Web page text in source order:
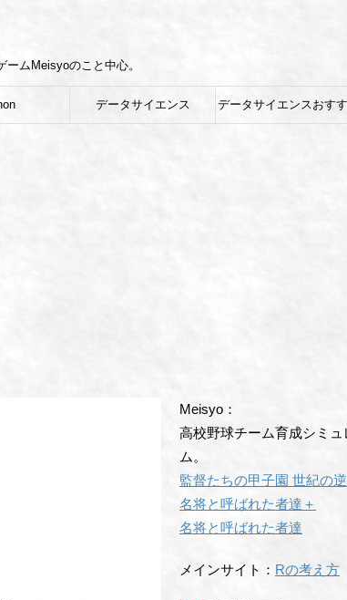
ムMeisyoのこと中心。
データサイエンス データサイエンスおす
Meisyo：
高校野球チーム育成シミ
ム。
監督たちの甲子園 世紀の
名将と呼ばれた者達＋
名将と呼ばれた者達
メインサイト： Rの考え方